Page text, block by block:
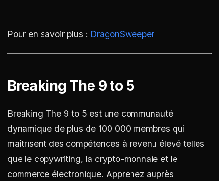
Pour en savoir plus : DragonSweeper
Breaking The 9 to 5
Breaking The 9 to 5 est une communauté
dynamique de plus de 100 000 membres qui
maîtrisent des compétences à revenu élevé telles
que le copywriting, la crypto-monnaie et le
commerce électronique. Apprenez auprès